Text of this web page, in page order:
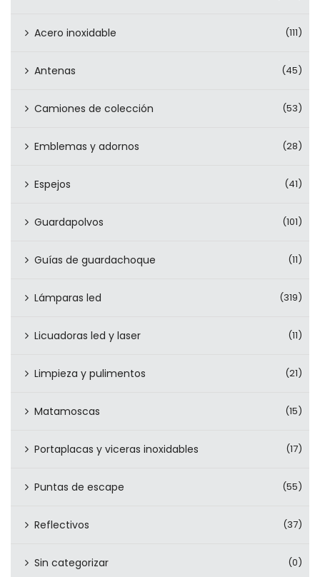
Acero inoxidable (111)
Antenas (45)
Camiones de colección (53)
Emblemas y adornos (28)
Espejos (41)
Guardapolvos (101)
Guías de guardachoque (11)
Lámparas led (319)
Licuadoras led y laser (11)
Limpieza y pulimentos (21)
Matamoscas (15)
Portaplacas y viceras inoxidables (17)
Puntas de escape (55)
Reflectivos (37)
Sin categorizar (0)